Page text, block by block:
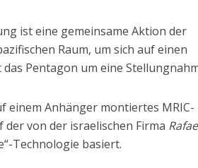
ist eine gemeinsame Aktion der
Raum, um sich auf einen
Pentagon um eine
einem Anhänger montiertes MRIC-
der von der israelischen Firma
Technologie basiert.